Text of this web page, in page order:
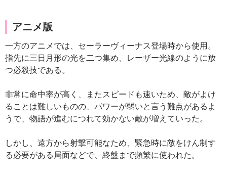
アニメ版
一方のアニメでは、セーラーヴィーナス登場時から使用。
指先に三日月形の光を二つ集め、レーザー光線のように放
つ必殺技である。
非常に命中率が高く、またスピードも速いため、敵がよけ
ることは難しいものの、パワーが弱いと言う難点があるよ
うで、物語が進むにつれて効かない敵が増えていった。
しかし、遠方から射撃可能なため、緊急時に敵をけん制す
る必要がある局面などで、終盤まで頻繁に使われた。